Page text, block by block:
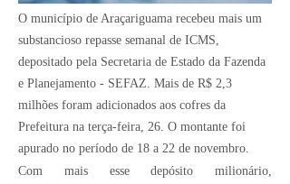
O município de Araçariguama recebeu mais um
substancioso repasse semanal de ICMS,
depositado pela Secretaria de Estado da Fazenda
e Planejamento - SEFAZ. Mais de R$ 2,3
milhões foram adicionados aos cofres da
Prefeitura na terça-feira, 26. O montante foi
apurado no período de 18 a 22 de novembro.
Com mais esse depósito milionário,